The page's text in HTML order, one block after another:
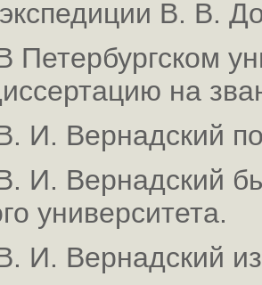
В. В.
Петербургском
на
И. Вернадский
И. Вернадский
университета.
И. Вернадский